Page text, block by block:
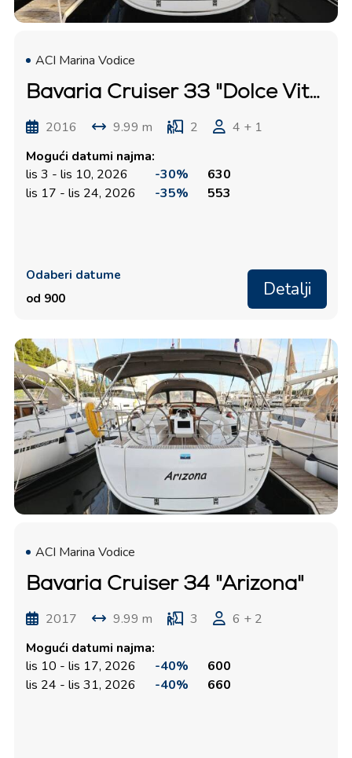
ACI Marina Vodice
Bavaria Cruiser 33 "Dolce Vita"
2016 9.99 m 2
4 + 1
Mogući datumi najma:
lis 3 - lis 10, 2026
-30%
630
lis 17 - lis 24, 2026
-35% 553
Odaberi datume
od 900
Detalji
ACI Marina Vodice
Bavaria Cruiser 34 "Arizona"
2017 9.99 m 3
6 + 2
Mogući datumi najma:
lis 10 - lis 17, 2026
-40%
600
lis 24 - lis 31, 2026
-40% 660